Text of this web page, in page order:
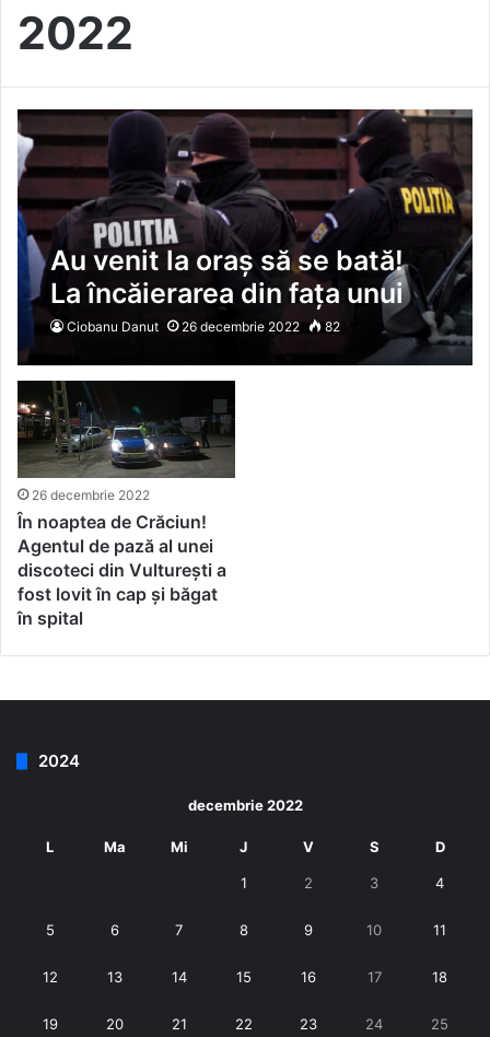
2022
Au venit la oraș să se bată!
La încăierarea din fața unui
club din Vaslui au participat
tineri din Lipovăț și Oltenești
Ciobanu Danut 26 decembrie 2022 82
26 decembrie 2022
În noaptea de Crăciun!
Agentul de pază al unei
discoteci din Vulturești a
fost lovit în cap și băgat
în spital
2024
decembrie 2022
L Ma Mi J V S D
1 2 3 4
5 6 7 8 9 10 11
12 13 14 15 16 17 18
19 20 21 22 23 24 25